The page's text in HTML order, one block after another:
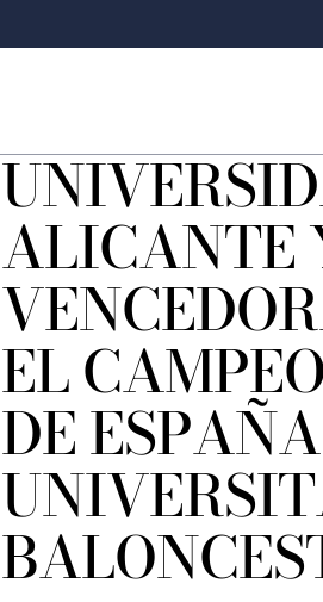
ALICANTE
EL
DE ESPAÑA